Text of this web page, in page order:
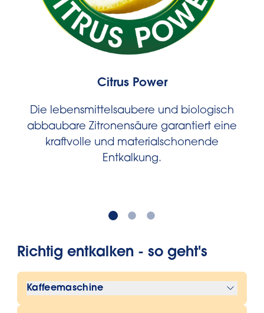
Citrus Power
Die lebensmittelsaubere und biologisch
abbaubare Zitronensäure garantiert eine
kraftvolle und materialschonende
Entkalkung.
Richtig entkalken - so geht's
Kaffeemaschine